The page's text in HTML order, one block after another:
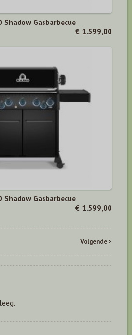
Gasbarbecue
€ 1.599,00
Gasbarbecue
€ 1.599,00
Volgende >